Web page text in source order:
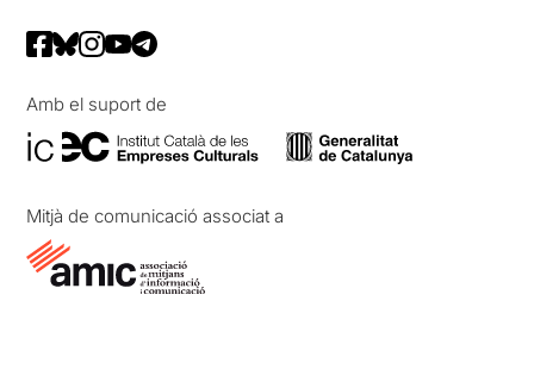
Amb el suport de
Mitjà de comunicació associat a